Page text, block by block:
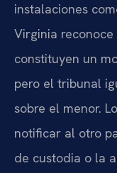
instalaciones
Virginia
constituyen un
pero el tribunal
sobre el menor.
notificar al otro
de custodia o la